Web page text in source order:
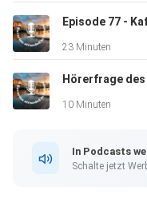
• Warum Galway für
• Die besondere Rolle
verdienen
23 Minuten
10 Minuten
In Podcasts
Schalte jetzt